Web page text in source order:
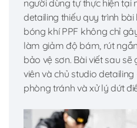
người dùng tự thực hiện tại
detailing thiếu quy trình
bóng khí PPF không chỉ
làm giảm độ bám, rút
bảo vệ sơn. Bài viết sau
viên và chủ studio
phòng tránh và xử lý dứt